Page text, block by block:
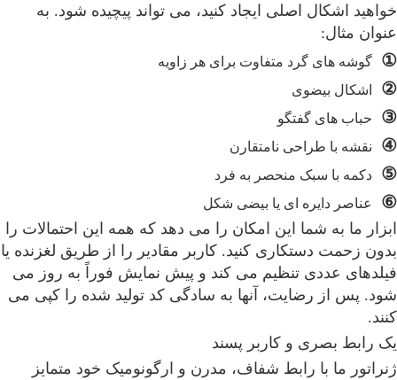
خواهید اشکال اصلی ایجاد کنید، می تواند پیچیده شود. به
عنوان مثال:
① گوشه های گرد متفاوت برای هر زاویه
② اشکال بیضوی
③ حباب های گفتگو
④ نقشه با طراحی نامتقارن
⑤ دکمه با سبک منحصر به فرد
⑥ عناصر دایره ای یا بیضی شکل
ابزار ما به شما این امکان را می دهد که همه این احتمالات را
بدون زحمت دستکاری کنید. کاربر مقادیر را از طریق لغزنده یا
فیلدهای عددی تنظیم می کند و پیش نمایش فوراً به روز می
شود. پس از رضایت، آنها به سادگی کد تولید شده را کپی می
کنند.
یک رابط بصری و کاربر پسند
ژنراتور ما با رابط شفاف، مدرن و ارگونومیک خود متمایز